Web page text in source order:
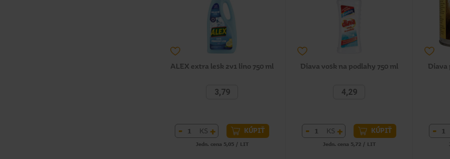
ALEX extra lesk 2v1 lino 750 ml
3,79
- KS + KÚPIŤ
Jedn. cena 5,05 / LIT
Diava vosk na podlahy 750 ml
4,29
- KS + KÚPIŤ
Jedn. cena 5,72 / LIT
Diava
-